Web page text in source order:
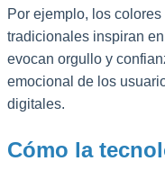
Por ejemplo, los
tradicionales inspiran
evocan orgullo y
emocional de los
digitales.
Cómo la